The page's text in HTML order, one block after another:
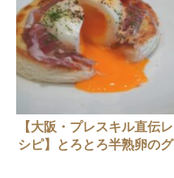
【大阪・プレスキル直伝レ
シピ】とろとろ半熟卵のグ